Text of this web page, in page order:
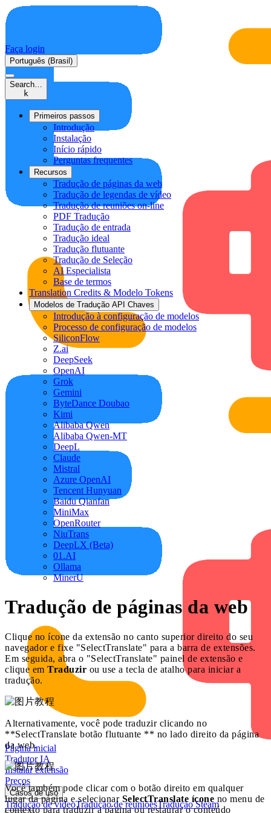
Página inicial
Tradutor IA
Instalar extensão
Preços
Casos de uso
Tradução de vídeoTradução de reuniõesTradução Steam
Faça login
Português (Brasil)
Search…
k
Primeiros passos
Introdução
Instalação
Início rápido
Perguntas frequentes
Recursos
Tradução de páginas da web
Tradução de legendas de vídeo
Tradução de reuniões on-line
PDF Tradução
Tradução de entrada
Tradução ideal
Tradução flutuante
Tradução de Seleção
AI Especialista
Base de termos
Translation Credits & Modelo Tokens
Modelos de Tradução API Chaves
Introdução à configuração de modelos
Processo de configuração de modelos
SiliconFlow
Z.ai
DeepSeek
OpenAI
Grok
Gemini
ByteDance Doubao
Kimi
Alibaba Qwen
Alibaba Qwen-MT
DeepL
Claude
Mistral
Azure OpenAI
Tencent Hunyuan
Baidu Qianfan
MiniMax
OpenRouter
NiuTrans
DeepLX (Beta)
01.AI
Ollama
MinerU
Tradução de páginas da web
Clique no ícone da extensão no canto superior direito do seu
navegador e fixe "SelectTranslate" para a barra de extensões.
Em seguida, abra o "SelectTranslate" painel de extensão e
clique em Traduzir ou use a tecla de atalho para iniciar a
tradução.
Alternativamente, você pode traduzir clicando no
**SelectTranslate botão flutuante ** no lado direito da página
da web.
Você também pode clicar com o botão direito em qualquer
lugar da página e selecionar SelectTranslate ícone no menu de
contexto para traduzir a página ou restaurar o conteúdo